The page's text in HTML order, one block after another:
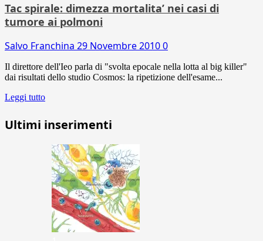
Tac spirale: dimezza mortalita’ nei casi di
tumore ai polmoni
Salvo Franchina 29 Novembre 20100
Il direttore dell'Ieo parla di "svolta epocale nella lotta al big killer"
dai risultati dello studio Cosmos: la ripetizione dell'esame...
Leggi tutto
Ultimi inserimenti